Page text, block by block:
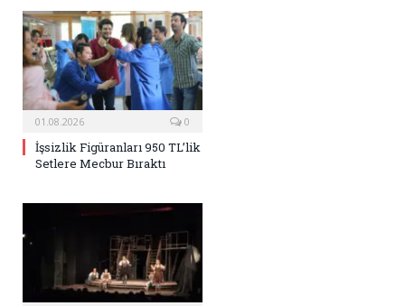
01.08.2026 0
İşsizlik Figüranları 950 TL’lik
Setlere Mecbur Bıraktı